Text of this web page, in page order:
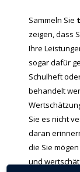
Sammeln Sie
zeigen, dass
Ihre
sogar dafür
Schulheft
behandelt
Sie es nicht
daran
die Sie
und